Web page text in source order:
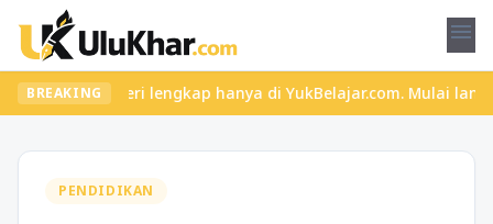
menu
BREAKING
materi lengkap hanya di YukBelajar.com. Mulai langkah
PENDIDIKAN